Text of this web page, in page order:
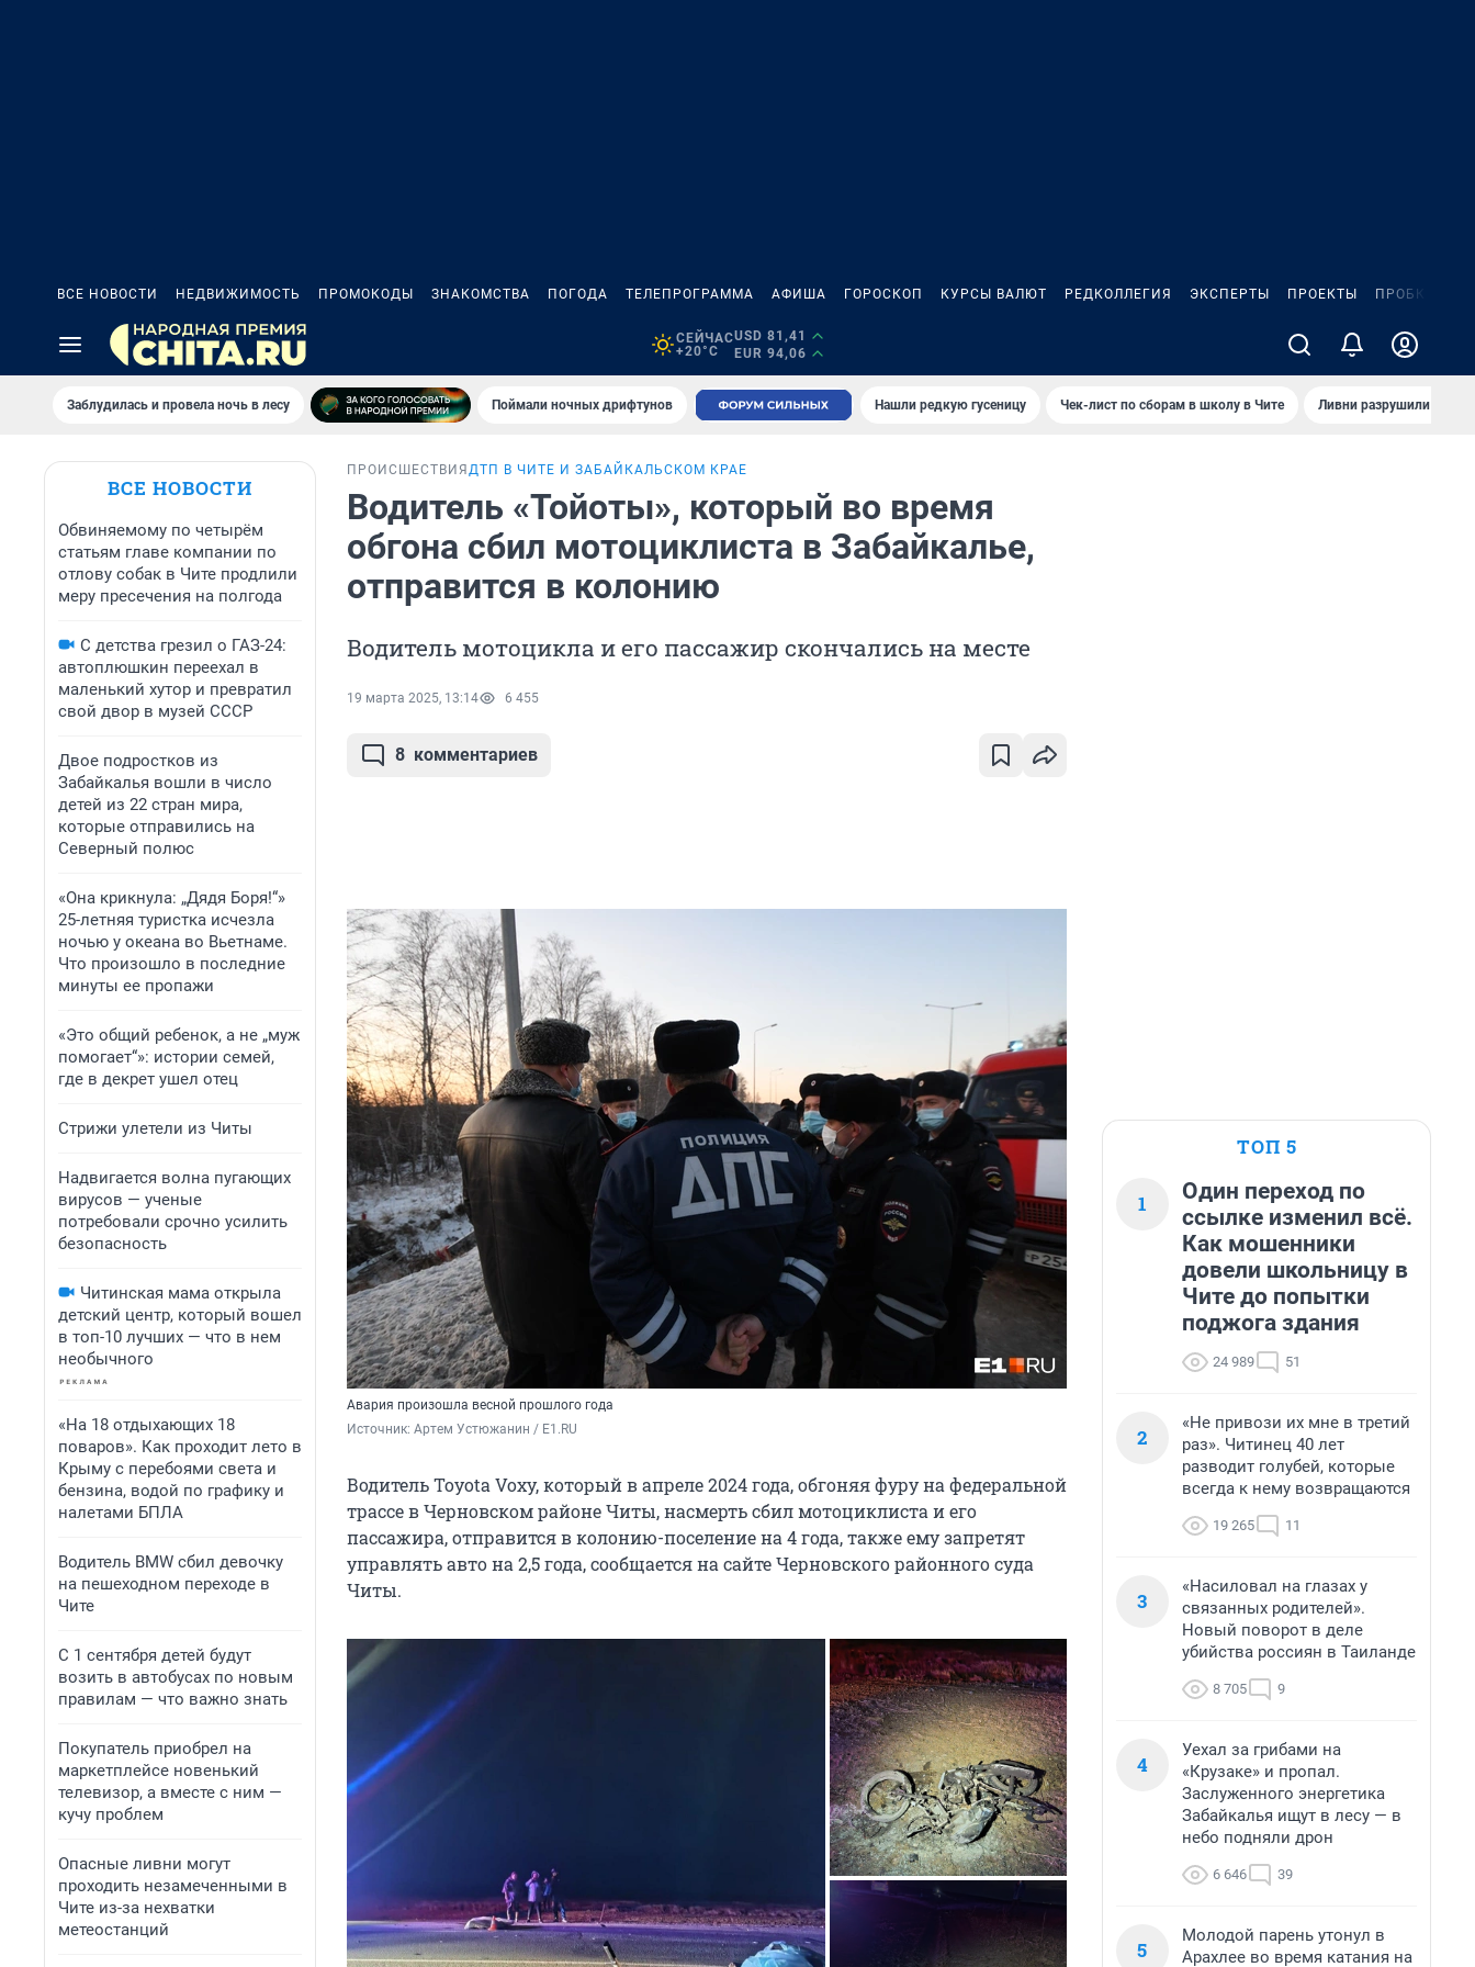
ВСЕ НОВОСТИ НЕДВИЖИМОСТЬ ПРОМОКОДЫ ЗНАКОМСТВА ПОГОДА ТЕЛЕПРОГРАММА АФИША ГОРОСКОП КУРСЫ ВАЛЮТ РЕДКОЛЛЕГИЯ ЭКСПЕРТЫ ПРОЕКТЫ ПРОБКИ
СЕЙЧАС
+20°C
USD 81,41
EUR 94,06
Заблудилась и провела ночь в лесу Поймали ночных дрифтунов Нашли редкую гусеницу Чек-лист по сборам в школу в Чите Ливни разрушили
ВСЕ НОВОСТИ
Обвиняемому по четырём
статьям главе компании по
отлову собак в Чите продлили
меру пресечения на полгода
С детства грезил о ГАЗ-24:
автоплюшкин переехал в
маленький хутор и превратил
свой двор в музей СССР
Двое подростков из
Забайкалья вошли в число
детей из 22 стран мира,
которые отправились на
Северный полюс
«Она крикнула: „Дядя Боря!“»
25-летняя туристка исчезла
ночью у океана во Вьетнаме.
Что произошло в последние
минуты ее пропажи
«Это общий ребенок, а не „муж
помогает“»: истории семей,
где в декрет ушел отец
Стрижи улетели из Читы
Надвигается волна пугающих
вирусов — ученые
потребовали срочно усилить
безопасность
Читинская мама открыла
детский центр, который вошел
в топ-10 лучших — что в нем
необычного
«На 18 отдыхающих 18
поваров». Как проходит лето в
Крыму с перебоями света и
бензина, водой по графику и
налетами БПЛА
Водитель BMW сбил девочку
на пешеходном переходе в
Чите
С 1 сентября детей будут
возить в автобусах по новым
правилам — что важно знать
Покупатель приобрел на
маркетплейсе новенький
телевизор, а вместе с ним —
кучу проблем
Опасные ливни могут
проходить незамеченными в
Чите из-за нехватки
метеостанций
ПРОИСШЕСТВИЯ ДТП В ЧИТЕ И ЗАБАЙКАЛЬСКОМ КРАЕ
Водитель «Тойоты», который во время
обгона сбил мотоциклиста в Забайкалье,
отправится в колонию
Водитель мотоцикла и его пассажир скончались на месте
19 марта 2025, 13:14 6 455
8 комментариев
Авария произошла весной прошлого года
Источник: Артем Устюжанин / E1.RU
Водитель Toyota Voxy, который в апреле 2024 года, обгоняя фуру на федеральной
трассе в Черновском районе Читы, насмерть сбил мотоциклиста и его
пассажира, отправится в колонию-поселение на 4 года, также ему запретят
управлять авто на 2,5 года, сообщается на сайте Черновского районного суда
Читы.
ТОП 5
1
Один переход по
ссылке изменил всё.
Как мошенники
довели школьницу в
Чите до попытки
поджога здания
24 989 51
2
«Не привози их мне в третий
раз». Читинец 40 лет
разводит голубей, которые
всегда к нему возвращаются
19 265 11
3
«Насиловал на глазах у
связанных родителей».
Новый поворот в деле
убийства россиян в Таиланде
8 705 9
4
Уехал за грибами на
«Крузаке» и пропал.
Заслуженного энергетика
Забайкалья ищут в лесу — в
небо подняли дрон
6 646 39
5
Молодой парень утонул в
Арахлее во время катания на